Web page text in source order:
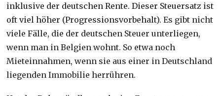
inklusive der deutschen Rente. Dieser Steuersatz ist
oft viel höher (Progressionsvorbehalt).Es gibt nicht
viele Fälle, die der deutschen Steuer unterliegen,
wenn man in Belgien wohnt. So etwa noch
Mieteinnahmen, wenn sie aus einer in Deutschland
liegenden Immobilie herrühren.